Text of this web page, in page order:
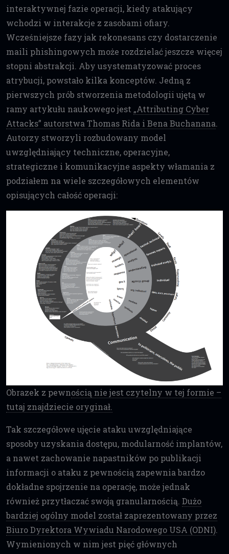
interaktywnej fazie operacji, kiedy atakujący
wchodzi w interakcje z zasobami ofiary.
Wcześniejsze fazy jak rekonesans czy dostarczenie
maili phishingowych może rozdzielać jeszcze więcej
stopni abstrakcji. Aby usystematyzować proces
atrybucji, powstało kilka konceptów. Jedną z
pierwszych prób stworzenia metodologii ujętą w
ramy artykułu naukowego jest „Attributing Cyber
Attacks” autorstwa Thomas Rida i Bena Buchanana.
Autorzy stworzyli rozbudowany model
uwzględniający techniczne, operacyjne,
strategiczne i komunikacyjne aspekty włamania z
podziałem na wiele szczegółowych elementów
opisujących całość operacji:
Obrazek z pewnością nie jest czytelny w tej formie –
tutaj znajdziecie oryginał.
Tak szczegółowe ujęcie ataku uwzględniające
sposoby uzyskania dostępu, modularność implantów,
a nawet zachowanie napastników po publikacji
informacji o ataku z pewnością zapewnia bardzo
dokładne spojrzenie na operację, może jednak
również przytłaczać swoją granularnością. Dużo
bardziej ogólny model został zaprezentowany przez
Biuro Dyrektora Wywiadu Narodowego USA (ODNI).
Wymienionych w nim jest pięć głównych